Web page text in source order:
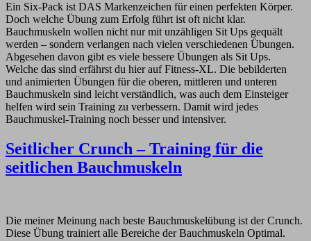
Ein Six-Pack ist DAS Markenzeichen für einen perfekten Körper.
Doch welche Übung zum Erfolg führt ist oft nicht klar.
Bauchmuskeln wollen nicht nur mit unzähligen Sit Ups gequält
werden – sondern verlangen nach vielen verschiedenen Übungen.
Abgesehen davon gibt es viele bessere Übungen als Sit Ups.
Welche das sind erfährst du hier auf Fitness-XL. Die bebilderten
und animierten Übungen für die oberen, mittleren und unteren
Bauchmuskeln sind leicht verständlich, was auch dem Einsteiger
helfen wird sein Training zu verbessern. Damit wird jedes
Bauchmuskel-Training noch besser und intensiver.
Seitlicher Crunch – Training für die
seitlichen Bauchmuskeln
Die meiner Meinung nach beste Bauchmuskelübung ist der Crunch.
Diese Übung trainiert alle Bereiche der Bauchmuskeln Optimal.